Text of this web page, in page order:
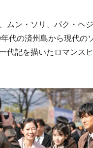
ムン・ソリ、パク・ヘ
代の済州島から現代の
代記を描いたロマンス